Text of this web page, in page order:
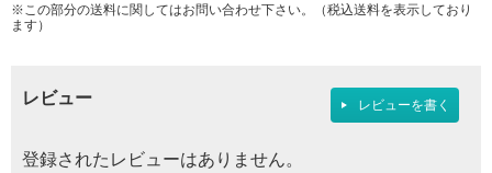
※この部分の送料に関してはお問い合わせ下さい。（税込送料を表示しており
ます）
レビュー レビューを書く
登録されたレビューはありません。